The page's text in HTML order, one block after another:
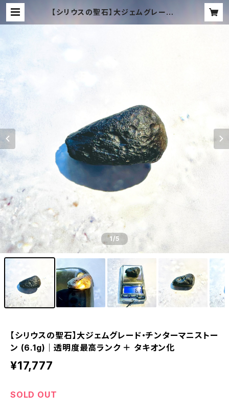
【シリウスの聖石】大ジェムグレード・
1/5
【シリウスの聖石】大ジェムグレード・チンターマニストー
ン (6.1g)｜透明度最高ランク ＋ タキオン化
¥17,777
SOLD OUT